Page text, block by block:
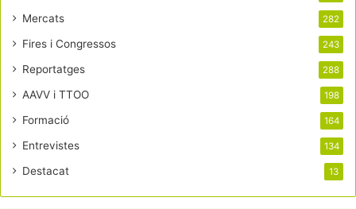
Mercats 282
Fires i Congressos 243
Reportatges 288
AAVV i TTOO 198
Formació 164
Entrevistes 134
Destacat 13